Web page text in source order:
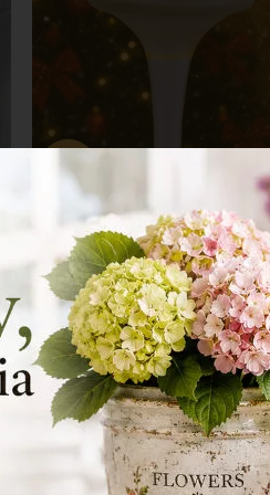
Sklenený vianočný svietnik
7x7x20 cm
7,56 €
12,60€
AKCIA